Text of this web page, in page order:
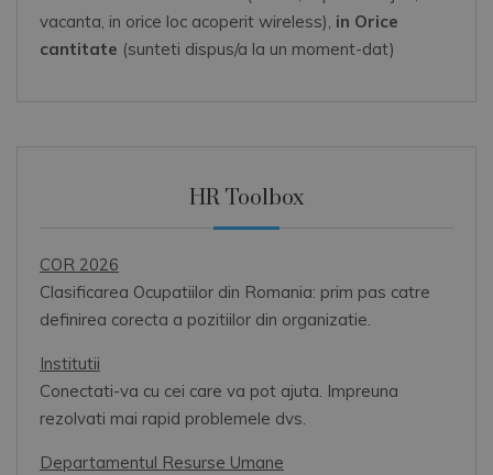
vacanta, in orice loc acoperit wireless), in Orice
cantitate (sunteti dispus/a la un moment-dat)
HR Toolbox
COR 2026
Clasificarea Ocupatiilor din Romania: prim pas catre
definirea corecta a pozitiilor din organizatie.
Institutii
Conectati-va cu cei care va pot ajuta. Impreuna
rezolvati mai rapid problemele dvs.
Departamentul Resurse Umane